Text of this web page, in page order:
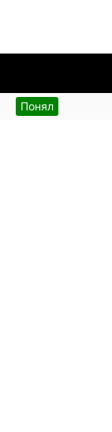
Понял